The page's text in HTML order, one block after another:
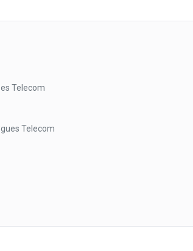
Telecom
Telecom